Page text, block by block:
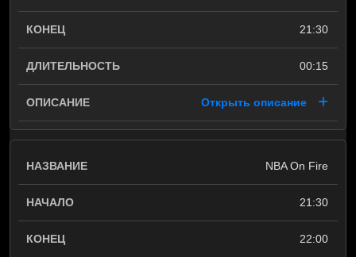
21:30
00:15
Открыть описание
NBA On Fire
21:30
22:00